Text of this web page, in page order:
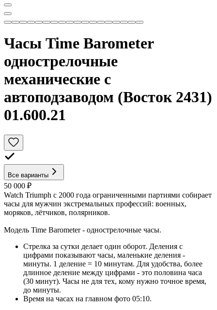
Часы Time Barometer
однострелочные
механические с
автоподзаводом (Восток 2431)
01.600.21
Все варианты
50 000 ₽
Watch Triumph с 2000 года ограниченными партиями собирает
часы для мужчин экстремальных профессий: военных,
моряков, лётчиков, полярников.
Модель Time Barometer - однострелочные часы.
Стрелка за сутки делает один оборот. Деления с
цифрами показывают часы, маленькие деления -
минуты. 1 деление = 10 минутам. Для удобства, более
длинное деление между цифрами - это половина часа
(30 минут). Часы не для тех, кому нужно точное время,
до минуты.
Время на часах на главном фото 05:10.